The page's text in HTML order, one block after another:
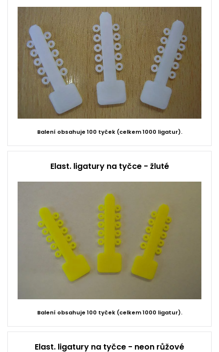
Balení obsahuje 100 tyček (celkem 1000 ligatur).
Elast. ligatury na tyčce - žluté
Balení obsahuje 100 tyček (celkem 1000 ligatur).
Elast. ligatury na tyčce - neon růžové